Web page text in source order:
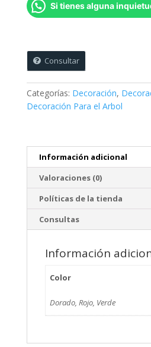
Personalizadas
(Plateadas)
cantidad
Si tienes alguna
Consultar
Categorías: Decoración,
Decoración Para el Arbol
Información adicional
Valoraciones (0)
Políticas de la tienda
Consultas
Información
Color
Dorado, Rojo, Verde